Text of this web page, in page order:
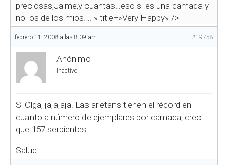
preciosas,Jaime,y cuantas…eso si es una camada y
no los de los mios…. » title=»Very Happy» />
febrero 11, 2008 a las 8:09 am #19758
Anónimo
Inactivo
Si Olga, jajajaja. Las arietans tienen el récord en
cuanto a número de ejemplares por camada, creo
que 157 serpientes.
Salud.